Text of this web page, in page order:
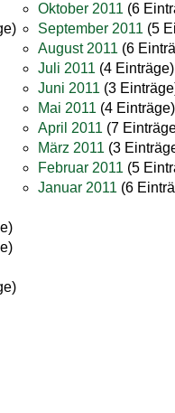
Oktober 2011 (6
September 2011 (5
August 2011 (6
Juli 2011 (4 Einträge)
Juni 2011 (3
Mai 2011 (4 Einträge)
April 2011 (7
März 2011 (3
Februar 2011 (5
Januar 2011 (6